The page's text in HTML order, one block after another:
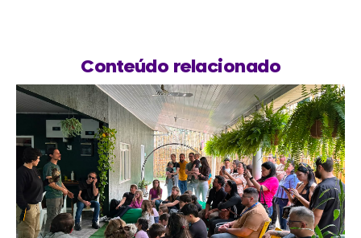
Conteúdo relacionado